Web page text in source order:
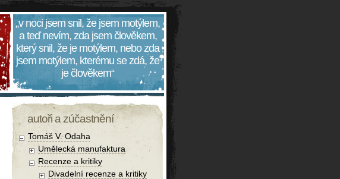
„v noci jsem snil, že jsem motýlem,
a teď nevím, zda jsem člověkem,
který snil, že je motýlem, nebo zda
jsem motýlem, kterému se zdá, že
je člověkem“
autoři a zúčastnění
Tomáš V. Odaha
Umělecká manufaktura
Recenze a kritiky
Divadelní recenze a kritiky